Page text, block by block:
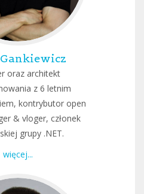
oraz architekt
z 6 letnim
kontrybutor open
& vloger, członek
grupy .NET.
więcej...